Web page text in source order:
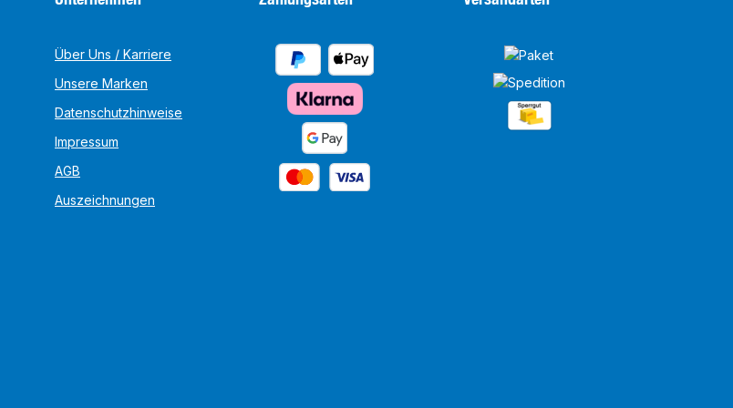
Über Uns / Karriere
Unsere Marken
Datenschutzhinweise
Impressum
AGB
Auszeichnungen